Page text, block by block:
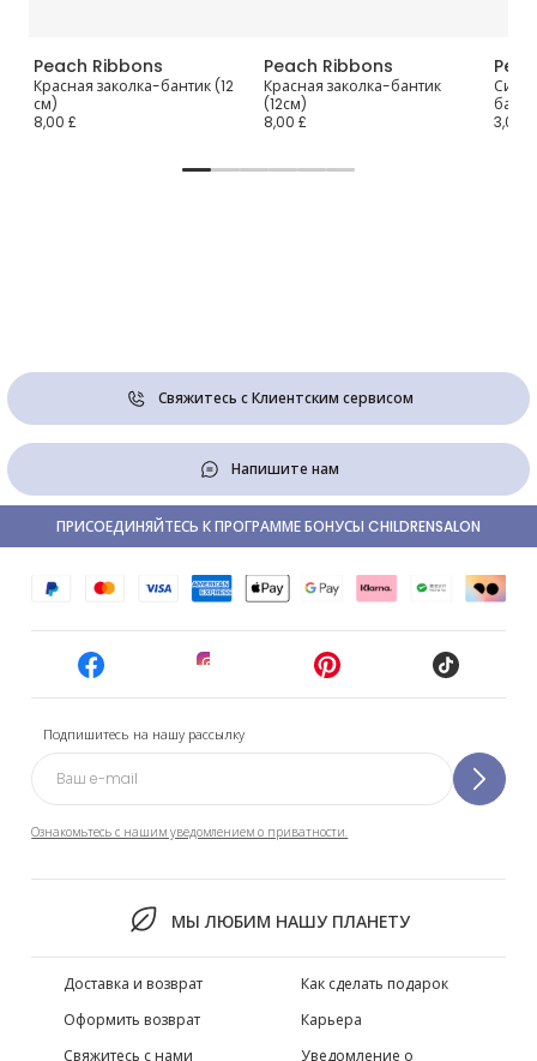
Peach Ribbons
Красная заколка-бантик (12
см)
8,00 £
Peach Ribbons
Красная заколка-бантик
(12см)
8,00 £
3,00 £
Свяжитесь с Клиентским сервисом
Напишите нам
Подпишитесь на нашу рассылку
Ознакомьтесь с нашим уведомлением о приватности.
МЫ ЛЮБИМ НАШУ ПЛАНЕТУ
ПРИСОЕДИНЯЙТЕСЬ К ПРОГРАММЕ БОНУСЫ CHILDRENSALON
Доставка и возврат
Оформить возврат
Свяжитесь с нами
Как сделать подарок
Карьера
Уведомление о